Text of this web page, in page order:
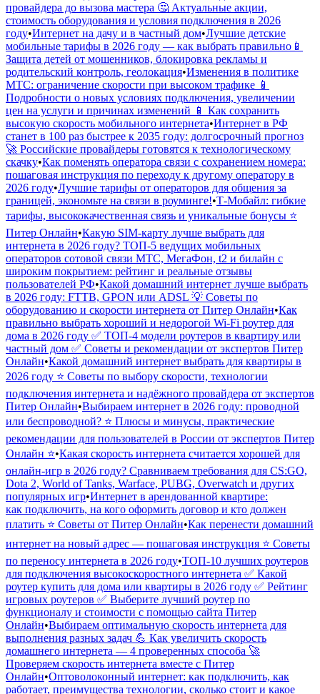
провайдера до вызова мастера 🤔 Актуальные акции,
стоимость оборудования и условия подключения в 2026
году•Интернет на дачу и в частный дом•Лучшие детские
мобильные тарифы в 2026 году — как выбрать правильно📱
Защита детей от мошенников, блокировка рекламы и
родительский контроль, геолокация•Изменения в политике
МТС: ограничение скорости при высоком трафике 📱
Подробности о новых условиях подключения, увеличении
цен на услуги и причинах изменений 📱 Как сохранить
высокую скорость мобильного интернета•Интернет в РФ
станет в 100 раз быстрее к 2035 году: долгосрочный прогноз
🚀 Российские провайдеры готовятся к технологическому
скачку•Как поменять оператора связи с сохранением номера:
пошаговая инструкция по переходу к другому оператору в
2026 году•Лучшие тарифы от операторов для общения за
границей, экономьте на связи в роуминге!•Т-Мобайл: гибкие
тарифы, высококачественная связь и уникальные бонусы ⭐️
Питер Онлайн•Какую SIM-карту лучше выбрать для
интернета в 2026 году? ТОП-5 ведущих мобильных
операторов сотовой связи МТС, МегаФон, t2 и билайн с
широким покрытием: рейтинг и реальные отзывы
пользователей РФ•Какой домашний интернет лучше выбрать
в 2026 году: FTTB, GPON или ADSL 💡 Советы по
оборудованию и скорости интернета от Питер Онлайн•Как
правильно выбрать хороший и недорогой Wi-Fi роутер для
дома в 2026 году ✅ ТОП-4 модели роутеров в квартиру или
частный дом ✅ Советы и рекомендации от экспертов Питер
Онлайн•Какой домашний интернет выбрать для квартиры в
2026 году ⭐ Советы по выбору скорости, технологии
подключения интернета и надёжного провайдера от экспертов
Питер Онлайн•Выбираем интернет в 2026 году: проводной
или беспроводной? ⭐ Плюсы и минусы, практические
рекомендации для пользователей в России от экспертов Питер
Онлайн ⭐•Какая скорость интернета считается хорошей для
онлайн-игр в 2026 году? Сравниваем требования для CS:GO,
Dota 2, World of Tanks, Warface, PUBG, Overwatch и других
популярных игр•Интернет в арендованной квартире:
как подключить, на кого оформить договор и кто должен
платить ⭐ Советы от Питер Онлайн•Как перенести домашний
интернет на новый адрес — пошаговая инструкция ⭐ Советы
по переносу интернета в 2026 году•ТОП-10 лучших роутеров
для подключения высокоскоростного интернета ✅ Какой
роутер купить для дома или квартиры в 2026 году ✅ Рейтинг
игровых роутеров ✅ Выберите лучший роутер по
функционалу и стоимости с помощью сайта Питер
Онлайн•Выбираем оптимальную скорость интернета для
выполнения разных задач 💪 Как увеличить скорость
домашнего интернета — 4 проверенных способа 🚀
Проверяем скорость интернета вместе с Питер
Онлайн•Оптоволоконный интернет: как подключить, как
работает, преимущества технологии, сколько стоит и какое